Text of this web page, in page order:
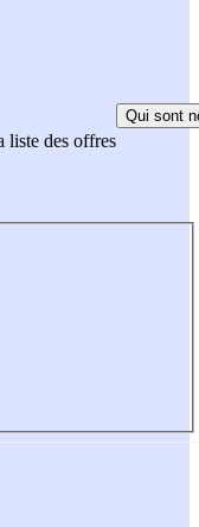
liste des offres
Qui sont